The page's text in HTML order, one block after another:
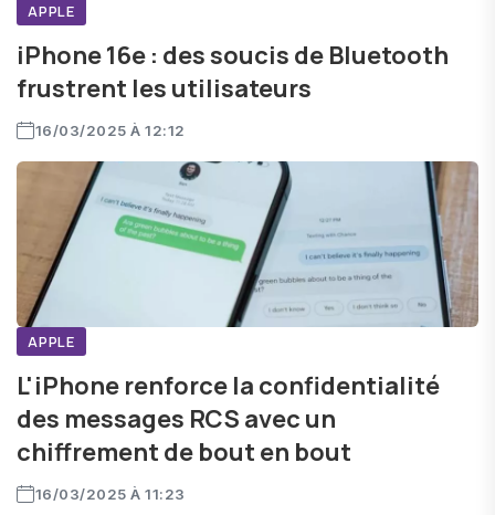
APPLE
iPhone 16e : des soucis de Bluetooth
frustrent les utilisateurs
16/03/2025 À 12:12
APPLE
L'iPhone renforce la confidentialité
des messages RCS avec un
chiffrement de bout en bout
16/03/2025 À 11:23